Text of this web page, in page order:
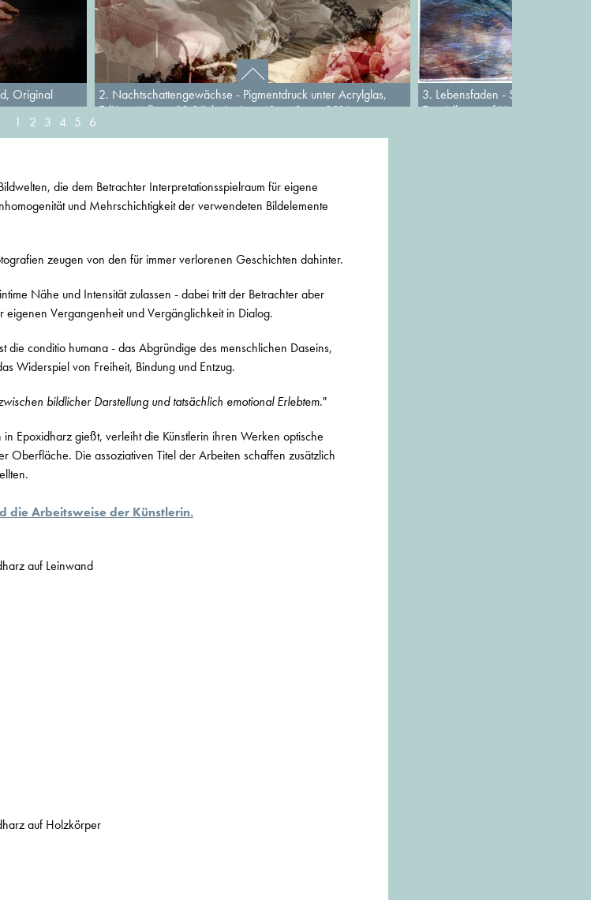
Original
2. Nachtschattengewächse - Pigmentdruck unter Acrylglas,
Edition Auflage 10 Stück signiert, 40 x 40 cm, 2016
3. Lebensfaden - Schlagmetall,
Epoxidharz auf Holzkörper,
1 2 3 4 5 6
die dem Betrachter Interpretationsspielraum für eigene
und Mehrschichtigkeit der verwendeten Bildelemente
zeugen von den für immer verlorenen Geschichten dahinter.
Nähe und Intensität zulassen - dabei tritt der Betrachter aber
eigenen Vergangenheit und Vergänglichkeit in Dialog.
die conditio humana - das Abgründige des menschlichen Daseins,
Widerspiel von Freiheit, Bindung und Entzug.
bildlicher Darstellung und tatsächlich emotional Erlebtem."
Epoxidharz gießt, verleiht die Künstlerin ihren Werken optische
Oberfläche. Die assoziativen Titel der Arbeiten schaffen zusätzlich
die Arbeitsweise der Künstlerin.
auf Leinwand
auf Holzkörper